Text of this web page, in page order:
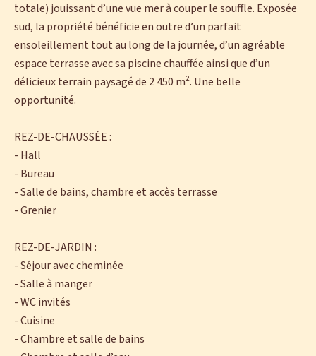
totale) jouissant d’une vue mer à couper le souffle. Exposée
sud, la propriété bénéficie en outre d’un parfait
ensoleillement tout au long de la journée, d’un agréable
espace terrasse avec sa piscine chauffée ainsi que d’un
délicieux terrain paysagé de 2 450 m². Une belle
opportunité.
REZ-DE-CHAUSSÉE :
- Hall
- Bureau
- Salle de bains, chambre et accès terrasse
- Grenier
REZ-DE-JARDIN :
- Séjour avec cheminée
- Salle à manger
- WC invités
- Cuisine
- Chambre et salle de bains